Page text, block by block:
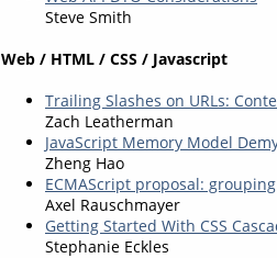
Steve Smith
Web / HTML / CSS / Javascript
Trailing Slashes on URLs:
Zach Leatherman
JavaScript Memory Model
Zheng Hao
ECMAScript proposal:
Axel Rauschmayer
Getting Started With CSS
Stephanie Eckles